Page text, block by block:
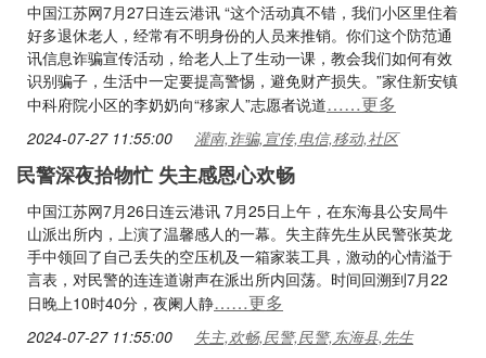
中国江苏网7月27日连云港讯 “这个活动真不错，我们小区里住着
好多退休老人，经常有不明身份的人员来推销。你们这个防范通
讯信息诈骗宣传活动，给老人上了生动一课，教会我们如何有效
识别骗子，生活中一定要提高警惕，避免财产损失。”家住新安镇
中科府院小区的李奶奶向“移家人”志愿者说道……更多
2024-07-27 11:55:00 灌南,诈骗,宣传,电信,移动,社区
民警深夜拾物忙 失主感恩心欢畅
中国江苏网7月26日连云港讯 7月25日上午，在东海县公安局牛
山派出所内，上演了温馨感人的一幕。失主薛先生从民警张英龙
手中领回了自己丢失的空压机及一箱家装工具，激动的心情溢于
言表，对民警的连连道谢声在派出所内回荡。时间回溯到7月22
日晚上10时40分，夜阑人静……更多
2024-07-27 11:55:00 失主,欢畅,民警,民警,东海县,先生